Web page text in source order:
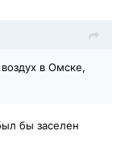
в Омске,
бы заселен